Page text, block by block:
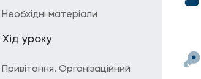
Необхідні матеріали
Хід уроку
Привітання. Організаційний